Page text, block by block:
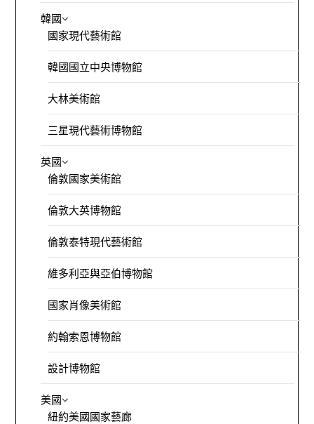
韓國
國家現代藝術館
韓國國立中央博物館
大林美術館
三星現代藝術博物館
英國
倫敦國家美術館
倫敦大英博物館
倫敦泰特現代藝術館
維多利亞與亞伯博物館
國家肖像美術館
約翰索恩博物館
設計博物館
美國
紐約美國國家藝廊